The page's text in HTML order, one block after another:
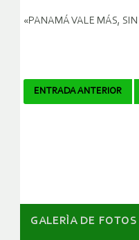
«PANAMÁ VALE MÁS,
Navegador
ENTRADA ANTERIOR
GALERÌA DE FOTOS